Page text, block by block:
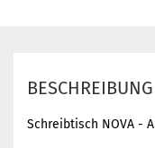
BESCHREIBUNG
Schreibtisch NOVA -